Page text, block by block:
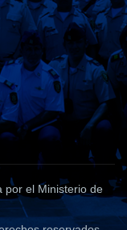
por el Ministerio de